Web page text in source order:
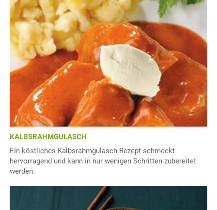
KALBSRAHMGULASCH
Ein köstliches Kalbsrahmgulasch Rezept schmeckt
hervorragend und kann in nur wenigen Schritten zubereitet
werden.